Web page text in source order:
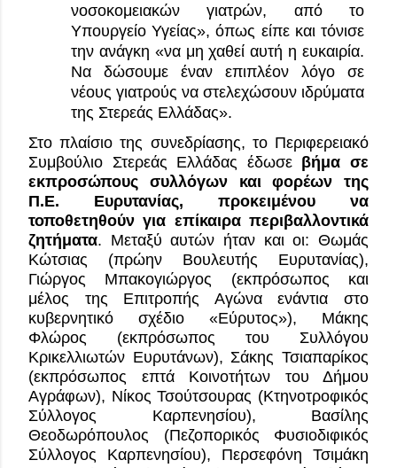
νοσοκομειακών γιατρών, από το
Υπουργείο Υγείας», όπως είπε και τόνισε
την ανάγκη «να μη χαθεί αυτή η ευκαιρία.
Να δώσουμε έναν επιπλέον λόγο σε
νέους γιατρούς να στελεχώσουν ιδρύματα
της Στερεάς Ελλάδας».
Στο πλαίσιο της συνεδρίασης, το Περιφερειακό
Συμβούλιο Στερεάς Ελλάδας έδωσε βήμα σε
εκπροσώπους συλλόγων και φορέων της
Π.Ε. Ευρυτανίας, προκειμένου να
τοποθετηθούν για επίκαιρα περιβαλλοντικά
ζητήματα. Μεταξύ αυτών ήταν και οι: Θωμάς
Κώτσιας (πρώην Βουλευτής Ευρυτανίας),
Γιώργος Μπακογιώργος (εκπρόσωπος και
μέλος της Επιτροπής Αγώνα ενάντια στο
κυβερνητικό σχέδιο «Εύρυτος»), Μάκης
Φλώρος (εκπρόσωπος του Συλλόγου
Κρικελλιωτών Ευρυτάνων), Σάκης Τσιαπαρίκος
(εκπρόσωπος επτά Κοινοτήτων του Δήμου
Αγράφων), Νίκος Τσούτσουρας (Κτηνοτροφικός
Σύλλογος Καρπενησίου), Βασίλης
Θεοδωρόπουλος (Πεζοπορικός Φυσιοδιφικός
Σύλλογος Καρπενησίου), Περσεφόνη Τσιμάκη